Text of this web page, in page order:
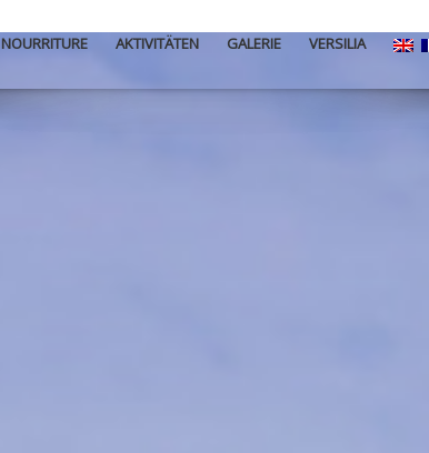
NOURRITURE AKTIVITÄTEN GALERIE VERSILIA